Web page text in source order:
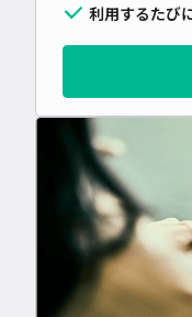
利用するたび